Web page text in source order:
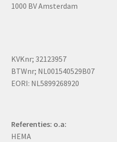
1000 BV Amsterdam
KVKnr; 32123957
BTWnr; NL001540529B07
EORI: NL5899268920
Referenties: o.a:
HEMA